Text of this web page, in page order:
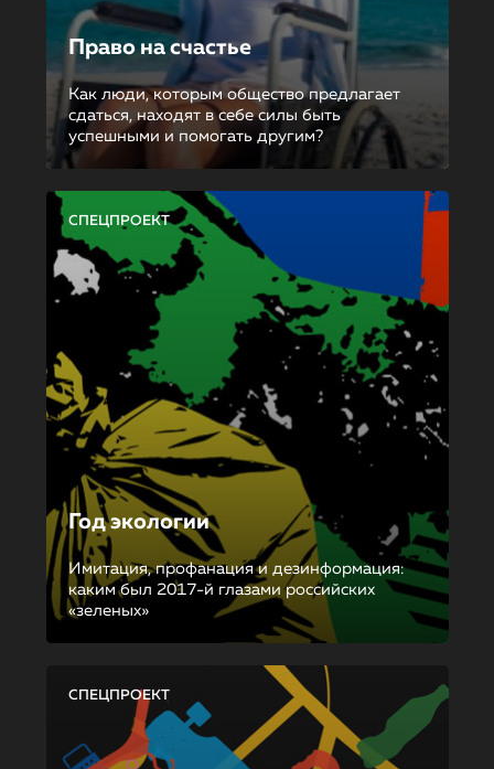
Право на счастье
Как люди, которым общество предлагает
сдаться, находят в себе силы быть
успешными и помогать другим?
СПЕЦПРОЕКТ
Год экологии
Имитация, профанация и дезинформация:
каким был 2017-й глазами российских
«зеленых»
СПЕЦПРОЕКТ